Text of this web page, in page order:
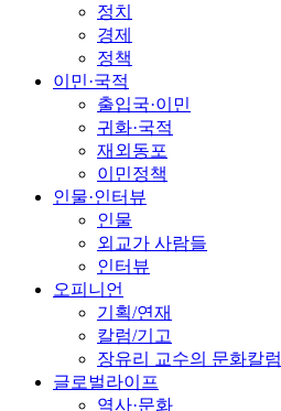
정치
경제
정책
이민·국적
출입국·이민
귀화·국적
재외동포
이민정책
인물·인터뷰
인물
외교가 사람들
인터뷰
오피니언
기획/연재
칼럼/기고
장유리 교수의 문화칼럼
글로벌라이프
역사·문화